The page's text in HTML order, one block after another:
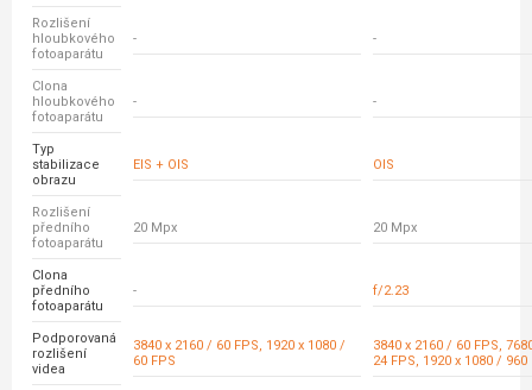
Rozlišení
hloubkového
fotoaparátu
- -
Clona
hloubkového
fotoaparátu
- -
Typ
stabilizace
obrazu
EIS + OIS OIS
Rozlišení
předního
fotoaparátu
20 Mpx 20 Mpx
Clona
předního
fotoaparátu
- f/2.23
Podporovaná
rozlišení
videa
3840 x 2160 / 60 FPS, 1920 x 1080 /
60 FPS
3840 x 2160 / 60 FPS,
24 FPS, 1920 x 1080 / 960